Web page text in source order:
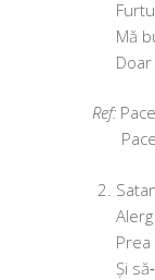
Mă
Și